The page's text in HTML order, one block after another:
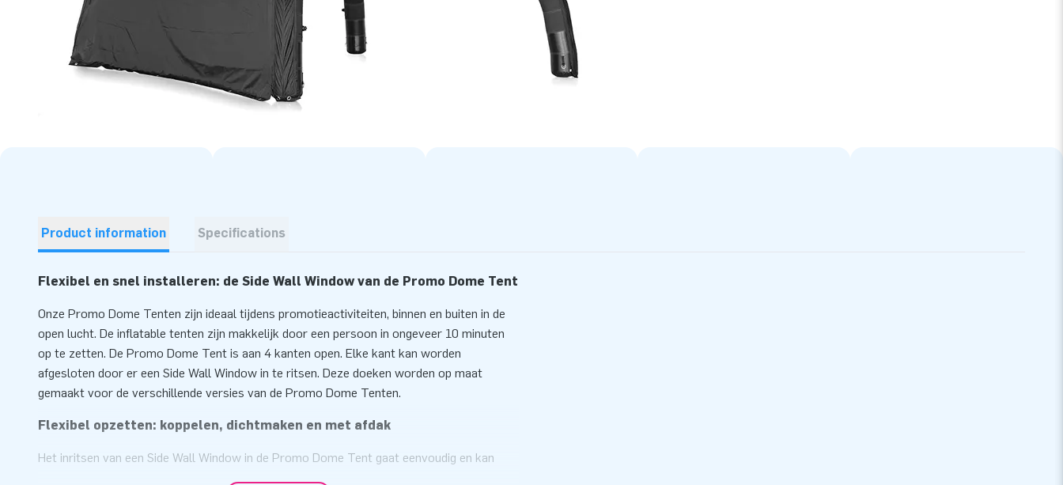
Product information Specifications
Flexibel en snel installeren: de Side Wall Window van de Promo Dome Tent
Onze Promo Dome Tenten zijn ideaal tijdens promotieactiviteiten, binnen en buiten in de
open lucht. De inflatable tenten zijn makkelijk door een persoon in ongeveer 10 minuten
op te zetten. De Promo Dome Tent is aan 4 kanten open. Elke kant kan worden
afgesloten door er een Side Wall Window in te ritsen. Deze doeken worden op maat
gemaakt voor de verschillende versies van de Promo Dome Tenten.
Flexibel opzetten: koppelen, dichtmaken en met afdak
Het inritsen van een Side Wall Window in de Promo Dome Tent gaat eenvoudig en kan